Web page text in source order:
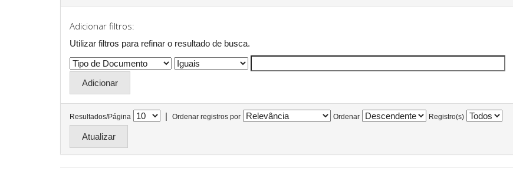
Adicionar filtros:
Utilizar filtros para refinar o resultado de busca.
Resultados/Página | Ordenar registros por Ordenar Registro(s)